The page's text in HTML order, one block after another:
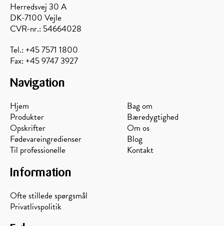
Herredsvej 30 A
DK-7100 Vejle
CVR-nr.: 54664028
Tel.: +45 7571 1800
Fax: +45 9747 3927
Navigation
Hjem
Produkter
Opskrifter
Fødevareingredienser
Til professionelle
Bag om
Bæredygtighed
Om os
Blog
Kontakt
Information
Ofte stillede spørgsmål
Privatlivspolitik